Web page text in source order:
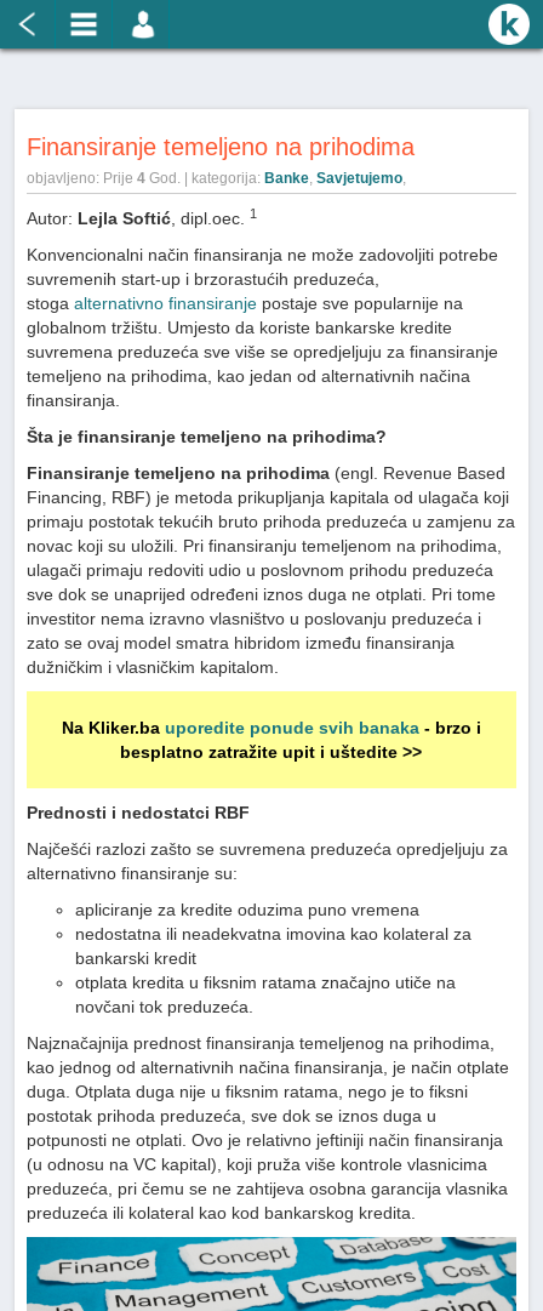
Finansiranje temeljeno na prihodima
objavljeno: Prije4 God. | kategorija: Banke,Savjetujemo,
Autor: Lejla Softić , dipl.oec.1
Konvencionalni način finansiranja ne može zadovoljiti potrebe
suvremenih start-up i brzorastućih preduzeća,
stogaalternativno finansiranje postaje sve popularnije na
globalnom tržištu. Umjesto da koriste bankarske kredite
suvremena preduzeća sve više se opredjeljuju za finansiranje
temeljeno na prihodima, kao jedan od alternativnih načina
finansiranja.
Šta je finansiranje temeljeno na prihodima?
Finansiranje temeljeno na prihodima (engl. Revenue Based
Financing, RBF) je metoda prikupljanja kapitala od ulagača koji
primaju postotak tekućih bruto prihoda preduzeća u zamjenu za
novac koji su uložili. Pri finansiranju temeljenom na prihodima,
ulagači primaju redoviti udio u poslovnom prihodu preduzeća
sve dok se unaprijed određeni iznos duga ne otplati. Pri tome
investitor nema izravno vlasništvo u poslovanju preduzeća i
zato se ovaj model smatra hibridom između finansiranja
dužničkim i vlasničkim kapitalom.
Na Kliker.ba uporedite ponude svih banaka- brzo i
besplatno zatražite upit i uštedite >>
Prednosti i nedostatci RBF
Najčešći razlozi zašto se suvremena preduzeća opredjeljuju za
alternativno finansiranje su:
apliciranje za kredite oduzima puno vremena
nedostatna ili neadekvatna imovina kao kolateral za
bankarski kredit
otplata kredita u fiksnim ratama značajno utiče na
novčani tok preduzeća.
Najznačajnija prednost finansiranja temeljenog na prihodima,
kao jednog od alternativnih načina finansiranja, je način otplate
duga. Otplata duga nije u fiksnim ratama, nego je to fiksni
postotak prihoda preduzeća, sve dok se iznos duga u
potpunosti ne otplati. Ovo je relativno jeftiniji način finansiranja
(u odnosu na VC kapital), koji pruža više kontrole vlasnicima
preduzeća, pri čemu se ne zahtijeva osobna garancija vlasnika
preduzeća ili kolateral kao kod bankarskog kredita.